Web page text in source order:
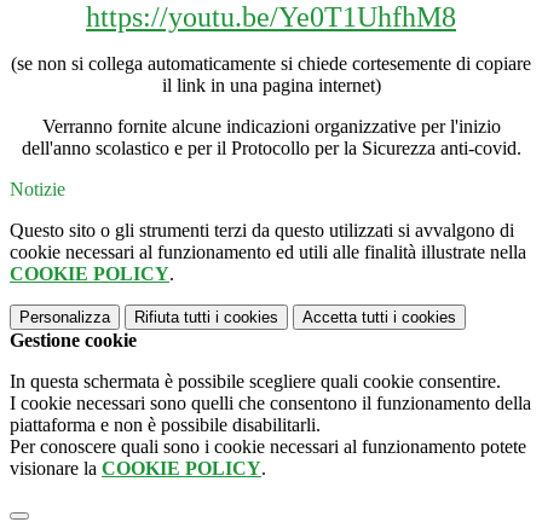
https://youtu.be/Ye0T1UhfhM8
(se non si collega automaticamente si chiede cortesemente di copiare
il link in una pagina internet)
Verranno fornite alcune indicazioni organizzative per l'inizio
dell'anno scolastico e per il Protocollo per la Sicurezza anti-covid.
Notizie
Questo sito o gli strumenti terzi da questo utilizzati si avvalgono di
cookie necessari al funzionamento ed utili alle finalità illustrate nella
COOKIE POLICY.
Personalizza Rifiuta tutti i cookies Accetta tutti i cookies
Gestione cookie
In questa schermata è possibile scegliere quali cookie consentire.
I cookie necessari sono quelli che consentono il funzionamento della
piattaforma e non è possibile disabilitarli.
Per conoscere quali sono i cookie necessari al funzionamento potete
visionare la COOKIE POLICY.